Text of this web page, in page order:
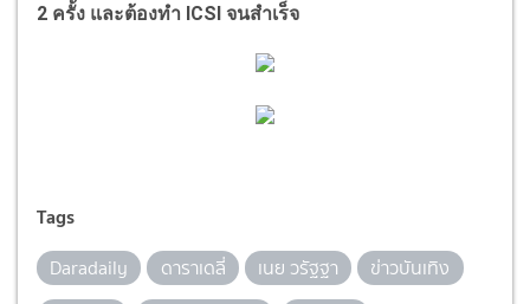
2 ครั้ง และต้องทำ ICSI จนสำเร็จ
Tags
Daradaily ดาราเดลี่ เนย วรัฐฐา
ข่าวบันเทิง